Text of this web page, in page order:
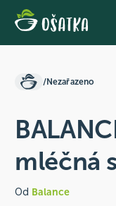
/Nezařazeno
mléčná
Od Balance